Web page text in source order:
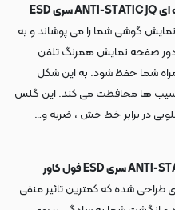
محافظ های صفحه نمایش شیشه ای ANTI-STATIC JQ سری ESD
گوشی شما را می پوشاند و به
صفحه نمایش همرنگ تلفن
شما حفظ شود. به این شکل
آسیب ها محافظت می کند. این گلس
در برابر خط خش ، ضربه و…
گلس صفحه نمایش شیشه ای ANTI-STATIC JQ سری ESD فول کاور
شده که کمترین تاثیر منفی